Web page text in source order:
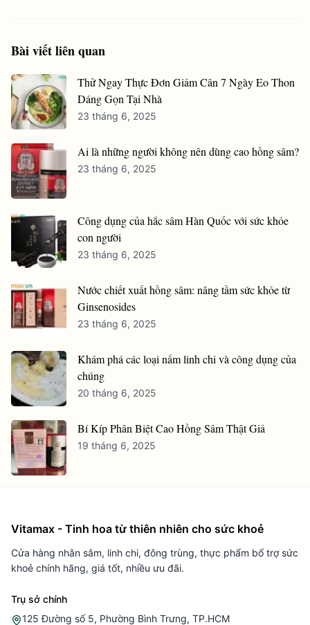
Bài viết liên quan
Thử Ngay Thực Đơn Giảm Cân 7 Ngày Eo Thon
Dáng Gọn Tại Nhà
23 tháng 6, 2025
Ai là những người không nên dùng cao hồng sâm?
23 tháng 6, 2025
Công dụng của hắc sâm Hàn Quốc với sức khỏe
con người
23 tháng 6, 2025
Nước chiết xuất hồng sâm: nâng tầm sức khỏe từ
Ginsenosides
23 tháng 6, 2025
Khám phá các loại nấm linh chi và công dụng của
chúng
20 tháng 6, 2025
Bí Kíp Phân Biệt Cao Hồng Sâm Thật Giả
19 tháng 6, 2025
Vitamax - Tinh hoa từ thiên nhiên cho sức khoẻ
Cửa hàng nhân sâm, linh chi, đông trùng, thực phẩm bổ trợ sức
khoẻ chính hãng, giá tốt, nhiều ưu đãi.
Trụ sở chính
125 Đường số 5, Phường Bình Trưng, TP.HCM